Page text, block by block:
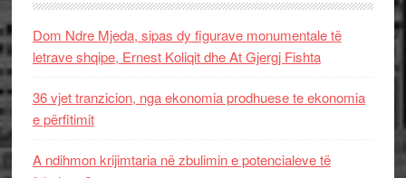
Dom Ndre Mjeda, sipas dy figurave monumentale të
letrave shqipe, Ernest Koliqit dhe At Gjergj Fishta
36 vjet tranzicion, nga ekonomia prodhuese te ekonomia
e përfitimit
A ndihmon krijimtaria në zbulimin e potencialeve të